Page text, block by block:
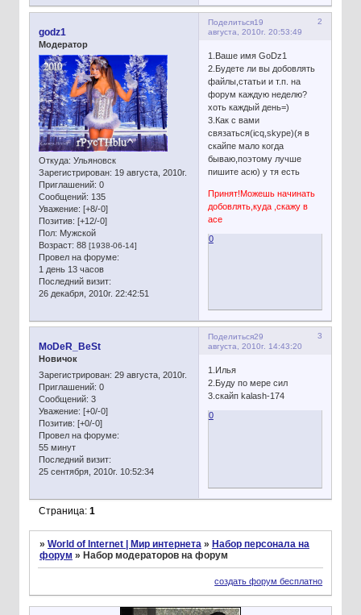
Поделиться 2
19
августа, 2010г. 20:53:49
godz1
Модератор
Откуда: Ульяновск
Зарегистрирован: 19 августа, 2010г.
Приглашений: 0
Сообщений: 135
Уважение: [+8/-0]
Позитив: [+12/-0]
Пол: Мужской
Возраст: 88 [1938-06-14]
Провел на форуме:
1 день 13 часов
Последний визит:
26 декабря, 2010г. 22:42:51
1.Ваше имя GoDz1
2.Будете ли вы добовлять
файлы,статьи и т.п. на
форум каждую неделю?
хоть каждый день=)
3.Как с вами
связаться(icq,skype)(я в
скайпе мало когда
бываю,поэтому лучше
пишите асю) у тя есть
Принят!Можешь начинать
добовлять,куда ,скажу в
асе
0
Поделиться 3
29
августа, 2010г. 14:43:20
MoDeR_BeSt
Новичок
Зарегистрирован: 29 августа, 2010г.
Приглашений: 0
Сообщений: 3
Уважение: [+0/-0]
Позитив: [+0/-0]
Провел на форуме:
55 минут
Последний визит:
25 сентября, 2010г. 10:52:34
1.Илья
2.Буду по мере сил
3.скайп kalash-174
0
Страница: 1
» World of Internet | Мир интернета » Набор персонала на
форум » Набор модераторов на форум
создать форум бесплатно